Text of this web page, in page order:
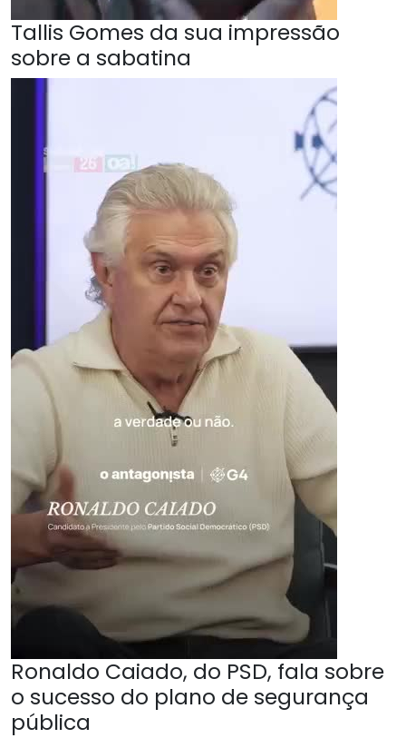
Tallis Gomes da sua impressão
sobre a sabatina
Ronaldo Caiado, do PSD, fala sobre
o sucesso do plano de segurança
pública